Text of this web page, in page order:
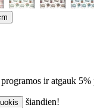
ir atgauk
šiandien!